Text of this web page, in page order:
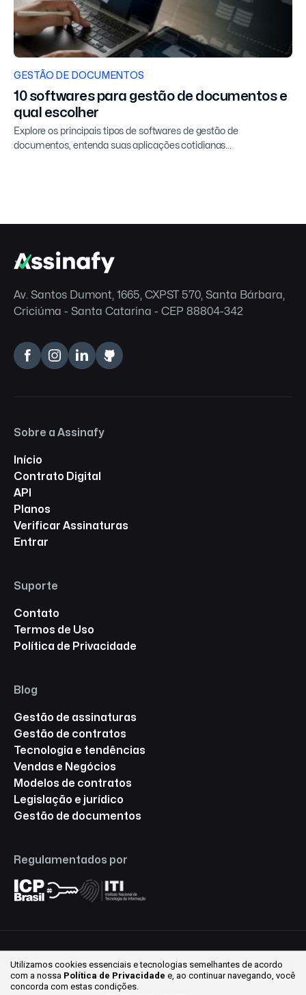
GESTÃO DE DOCUMENTOS
10 softwares para gestão de documentos e
qual escolher
Explore os principais tipos de softwares de gestão de
documentos, entenda suas aplicações cotidianas...
Av. Santos Dumont, 1665, CXPST 570, Santa Bárbara,
Criciúma - Santa Catarina - CEP 88804-342
Sobre a Assinafy
Início
Contrato Digital
API
Planos
Verificar Assinaturas
Entrar
Suporte
Contato
Termos de Uso
Política de Privacidade
Blog
Gestão de assinaturas
Gestão de contratos
Tecnologia e tendências
Vendas e Negócios
Modelos de contratos
Legislação e jurídico
Gestão de documentos
Regulamentados por
© 2026 Assinafy ® Todos os direitos reservados.
Utilizamos cookies essenciais e tecnologias semelhantes de acordo
com a nossa Política de Privacidade e, ao continuarnavegando, você
concorda com estas condições.